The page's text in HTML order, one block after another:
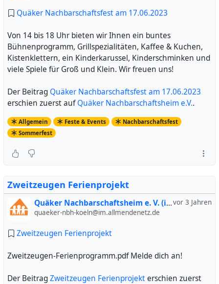
Quäker Nachbarschaftsfest am 17.06.2023
Von 14 bis 18 Uhr bieten wir Ihnen ein buntes
Bühnenprogramm, Grillspezialitäten, Kaffee & Kuchen,
Kistenklettern, ein Kinderkarussel, Kinderschminken und
viele Spiele für Groß und Klein. Wir freuen uns!
Der Beitrag Quäker Nachbarschaftsfest am 17.06.2023
erschien zuerst aufQuäker Nachbarschaftsheim e.V..
Allgemein Feste & Events
Nachbarschaftsfest
Sommerfest
Zweitzeugen Ferienprojekt
vor 3 Jahren
Quäker Nachbarschaftsheim e. V. (inoffiziell)
quaeker-nbh-koeln@im.allmendenetz.de
Zweitzeugen Ferienprojekt
Zweitzeugen-Ferienprogramm.pdf Melde dich an!
Der BeitragZweitzeugen Ferienprojekterschien zuerst